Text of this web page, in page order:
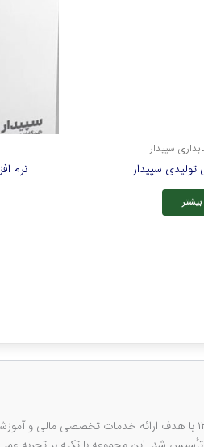
سپیدار
تولیدی سپیدار نرم
در مردادماه سال ۱۳۹۴ با هدف ارائه خدمات تخصصی مالی و